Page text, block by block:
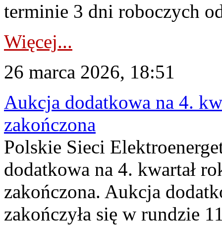
terminie 3 dni roboczych
Więcej...
26 marca 2026, 18:51
Aukcja dodatkowa na 4.
zakończona
Polskie Sieci
dodatkowa na 4. kwartał
zakończona. Aukcja
zakończyła się w rundzie